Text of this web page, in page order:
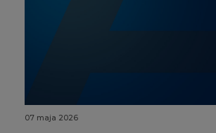
07 maja 2026